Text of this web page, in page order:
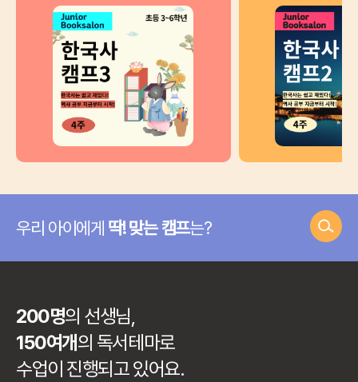
우리 아이에게 딱! 맞는 캠프는?
200명의 선생님,
150여개의 독서테마로
수업이 진행되고 있어요.